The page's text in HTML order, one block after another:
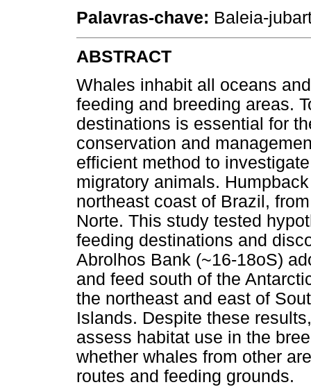
Palavras-chave: Baleia-
ABSTRACT
Whales inhabit all oceans
feeding and breeding areas.
destinations is essential for
conservation and
efficient method to
migratory animals.
northeast coast of Brazil,
Norte. This study tested
feeding destinations and
Abrolhos Bank (~16-18oS)
and feed south of the
the northeast and east of
Islands. Despite these
assess habitat use in the
whether whales from other
routes and feeding grounds.